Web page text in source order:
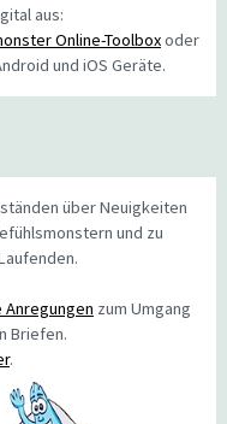
aus:
Online-Toolboxoder
und iOS Geräte.
über Neuigkeiten
und zu
Anregungen zum Umgang
Briefen.
.